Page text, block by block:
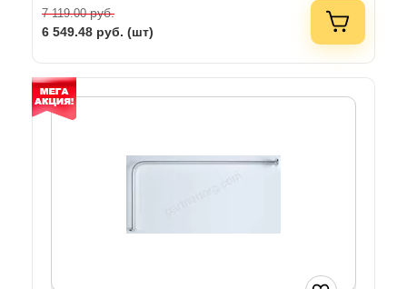
7 119.00руб.
6 549.48 руб. (шт)